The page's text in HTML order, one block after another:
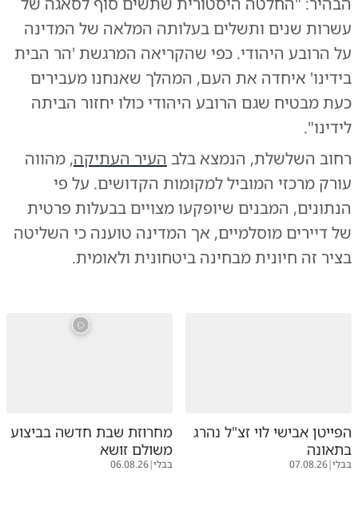
עשרות שנים ותשלים בעלותה המלאה של המדינה
על הרובע היהודי. כפי שהקריאה המרגשת 'הר הבית
בידינו' איחדה את העם, המהלך שאנחנו מעבירים
כעת מבטיח שגם הרובע היהודי כולו יחזור הביתה
לידינו".
רחוב השלשלת, הנמצא בלב העיר העתיקה, מהווה
עורק מרכזי המוביל למקומות הקדושים. על פי
הנתונים, המבנים שיופקעו מצויים בבעלות פרטית
של דיירים מוסלמיים, אך המדינה טוענה כי השליטה
בציר זה חיונית מבחינה ביטחונית ולאומית.
הפייטן אבישי לוי זצ"ל נהרג
בתאונה
בבלי|
07.08.26
מחרוזת שבת חדשה בביצוע
משולם זושא
בבלי|
06.08.26